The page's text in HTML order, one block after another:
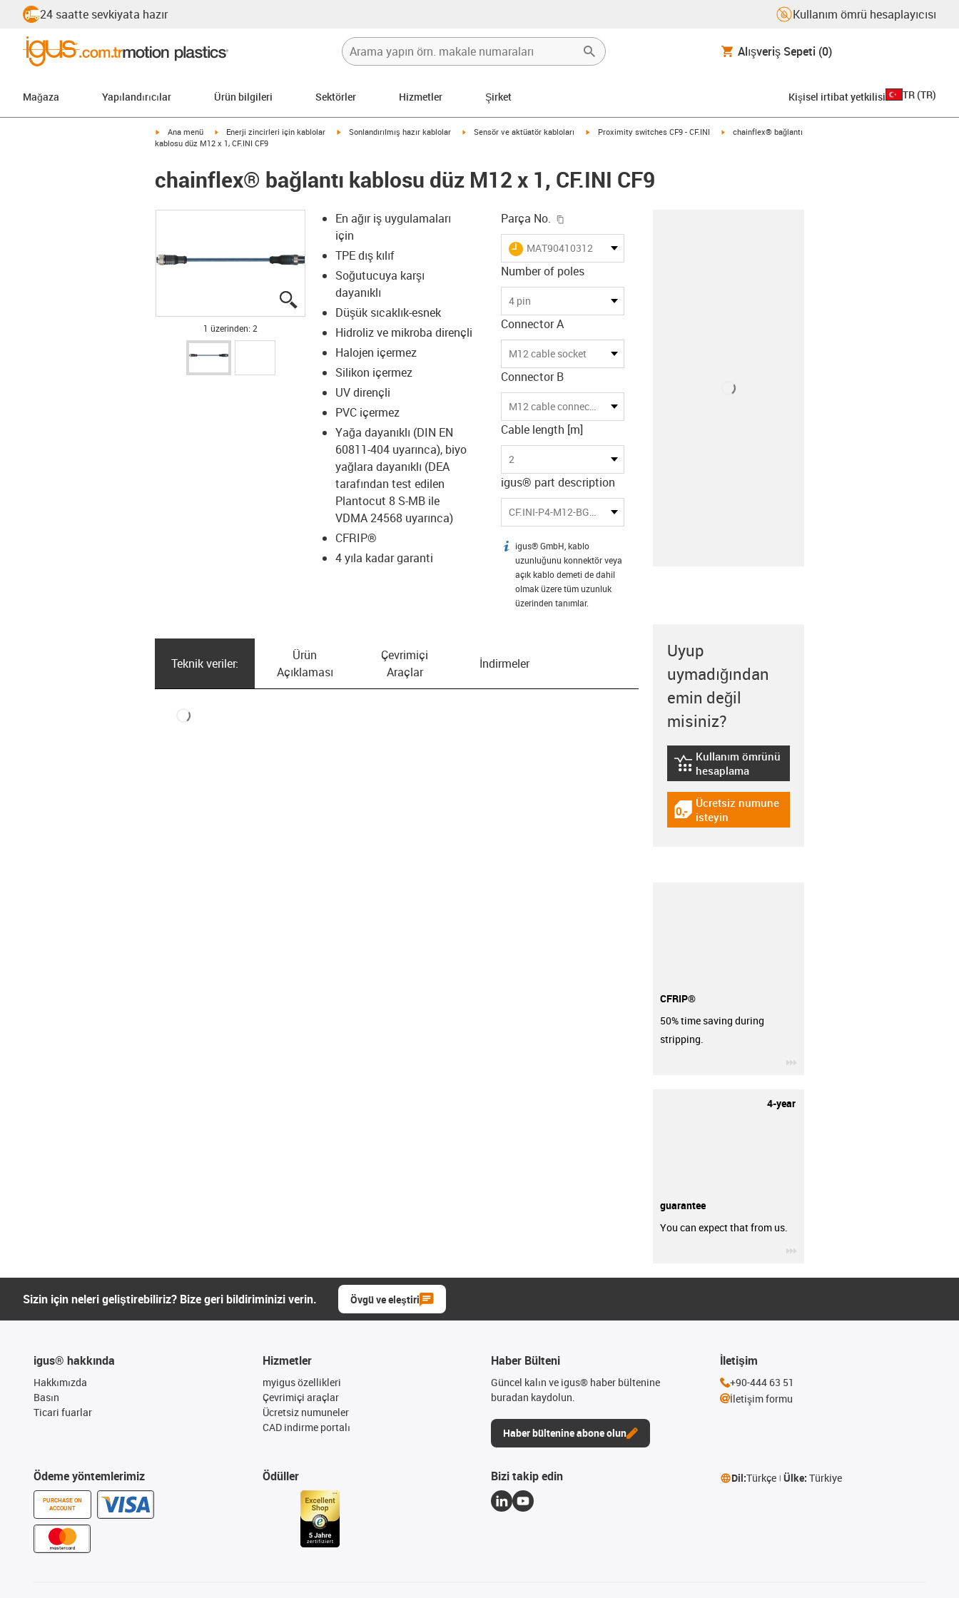
24 saatte sevkiyata hazır Kullanım ömrü hesaplayıcısı
Alışveriş Sepeti (0)
Mağaza Yapılandırıcılar Ürün bilgileri Sektörler Hizmetler Şirket Kişisel irtibat yetkilisi TR (TR)
igus-icon-arrow-right
Ana menü igus-icon-arrow-right
Enerji zincirleri için kablolar igus-icon-arrow-right
Sonlandırılmış hazır kablolar igus-icon-arrow-right
Sensör ve aktüatör kabloları igus-icon-arrow-right
Proximity switches CF9 - CF.INI igus-icon-arrow-right
chainflex® bağlantı
kablosu düz M12 x 1, CF.INI CF9
chainflex® bağlantı kablosu düz M12 x 1, CF.INI CF9
igus-icon-lupe
igus-icon-lupe
1 üzerinden: 2
En ağır iş uygulamaları
için
TPE dış kılıf
Soğutucuya karşı
dayanıklı
Düşük sıcaklık-esnek
Hidroliz ve mikroba dirençli
Halojen içermez
Silikon içermez
UV dirençli
PVC içermez
Yağa dayanıklı (DIN EN
60811-404 uyarınca), biyo
yağlara dayanıklı (DEA
tarafından test edilen
Plantocut 8 S-MB ile
VDMA 24568 uyarınca)
CFRIP®
4 yıla kadar garanti
Parça No.
igus-icon-lieferzeit
MAT90410312
Number of poles
4 pin
Connector A
M12 cable socket
Connector B
M12 cable connector
Cable length [m]
2
igus® part description
CF.INI-P4-M12-BG/M12-SG-2
igus-icon-info
igus® GmbH, kablo
uzunluğunu konnektör veya
açık kablo demeti de dahil
olmak üzere tüm uzunluk
üzerinden tanımlar.
Teknik veriler:
Ürün
Açıklaması
Çevrimiçi
Araçlar
İndirmeler
Uyup
uymadığından
emin değil
misiniz?
igus-icon-lebensdauerrechner
Kullanım ömrünü
hesaplama
igus-icon-gratismuster
Ücretsiz numune
isteyin
CFRIP®
50% time saving during
stripping.
4-year
guarantee
You can expect that from us.
Sizin için neleri geliştirebiliriz? Bize geri bildiriminizi verin. Övgü ve eleştiri
igus® hakkında
Hakkımızda
Basın
Ticari fuarlar
Ödeme yöntemlerimiz
PURCHASE ON
ACCOUNT
Hizmetler
myigus özellikleri
Çevrimiçi araçlar
Ücretsiz numuneler
CAD indirme portalı
Ödüller
Haber Bülteni
Güncel kalın ve igus® haber bültenine
buradan kaydolun.
Haber bültenine abone olun
İletişim
+90-444 63 51
İletişim formu
Bizi takip edin Dil:Türkçe Ülke: Türkiye